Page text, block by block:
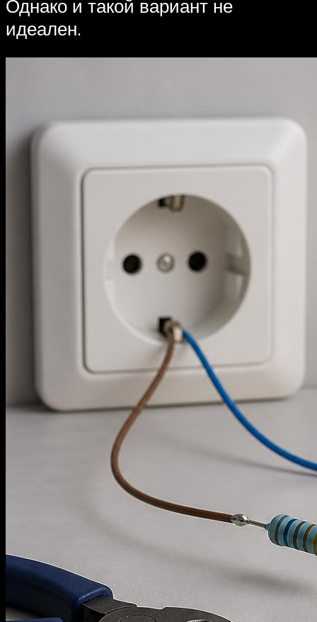
Однако и такой вариант не
идеален.